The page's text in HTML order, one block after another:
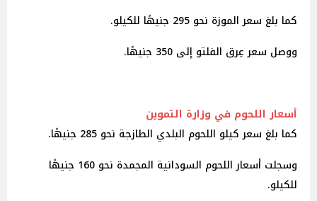
كما بلغ سعر الموزة نحو 295 جنيهًا للكيلو.
ووصل سعر عِرق الفلتو إلى 350 جنيهًا.
أسعار اللحوم في وزارة التموين
كما بلغ سعر كيلو اللحوم البلدي الطازجة نحو 285 جنيهًا.
وسجلت أسعار اللحوم السودانية المجمدة نحو 160 جنيهًا
للكيلو.